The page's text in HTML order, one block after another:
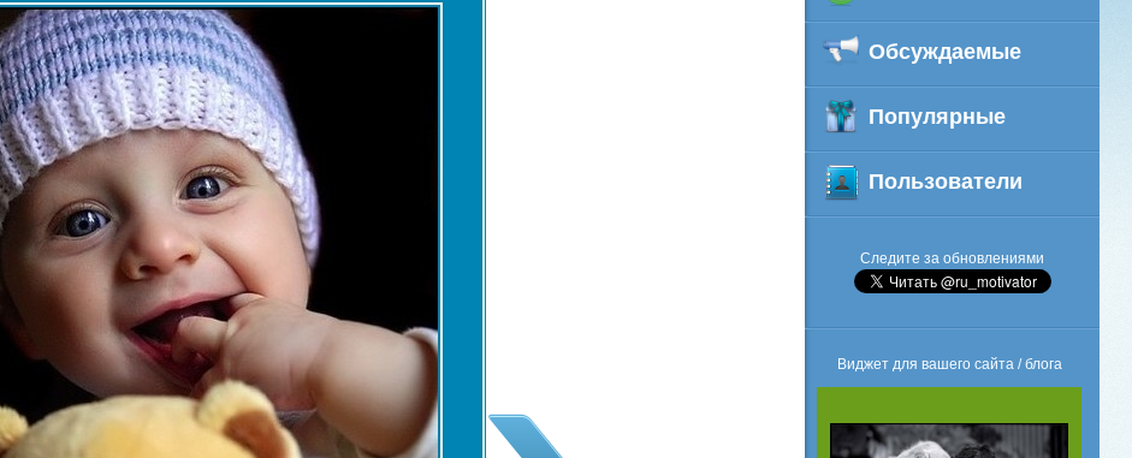
Обсуждаемые
Популярные
Пользователи
Следите за обновлениями
Виджет для вашего сайта / блога